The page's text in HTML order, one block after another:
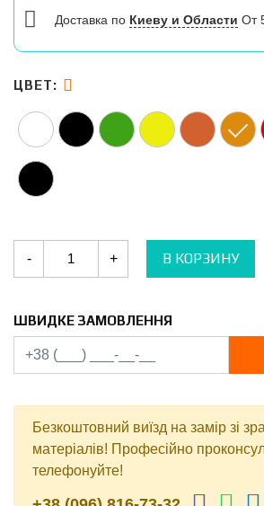
Доставка по Киеву и Области От
ЦВЕТ:
-
Количество
Софиты
Bryza
+ В КОРЗИНУ
ШВИДКЕ ЗАМОВЛЕННЯ
Безкоштовний виїзд на замір зі
матеріалів! Професійно
телефонуйте!